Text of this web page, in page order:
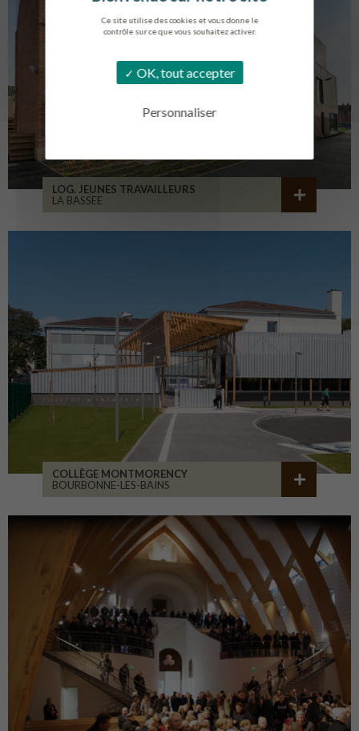
Ce site utilise des cookies et vous donne le
contrôle sur ce que vous souhaitez activer.
OK, tout accepter
Personnaliser
LOG. JEUNES TRAVAILLEURS
LA BASSEE
COLLÈGE MONTMORENCY
BOURBONNE-LES-BAINS